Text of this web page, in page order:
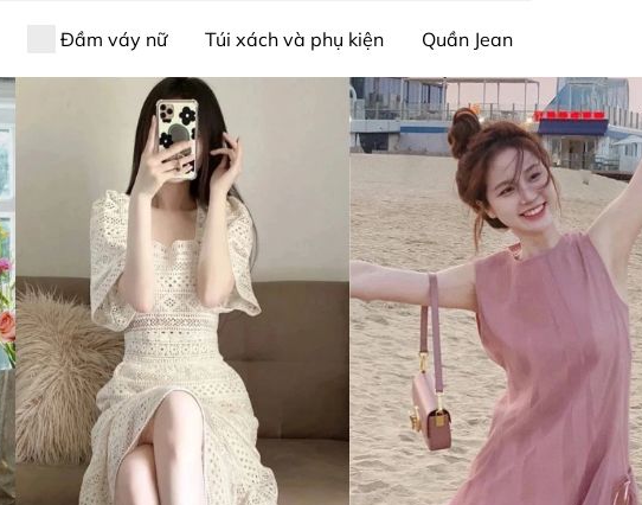
Đầm váy nữ Túi xách và phụ kiện Quần Jean
Nữ trang Giới thiệu về Xiny